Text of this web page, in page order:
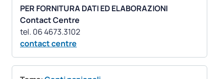
PER FORNITURA DATI ED ELABORAZIONI
Contact Centre
contact centre